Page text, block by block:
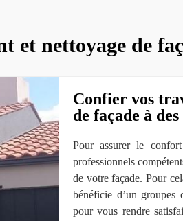
et nettoyage de
Confier vos
de façade à
Pour assurer le
professionnels
de votre façade. Pour
bénéficie d’un groupes
pour vous rendre